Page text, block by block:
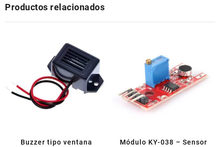
Productos relacionados
Buzzer tipo ventana
Módulo KY-038 – Sensor